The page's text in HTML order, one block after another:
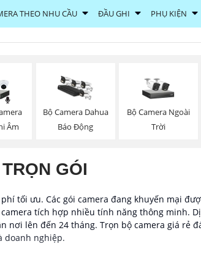
THEO NHU CẦU ĐẦU GHI PHỤ KIỆN
Âm
Bộ Camera Dahua
Báo Động
Bộ Camera Ngoài
Trời
GÓI
tối ưu. Các gói camera đang khuyến mại
tích hợp nhiều tính năng thông minh.
nơi lên đến 24 tháng. Trọn bộ camera giá rẻ
doanh nghiệp.